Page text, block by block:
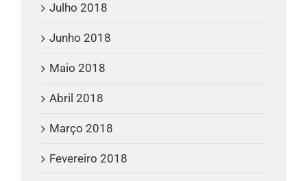
Julho 2018
Junho 2018
Maio 2018
Abril 2018
Março 2018
Fevereiro 2018